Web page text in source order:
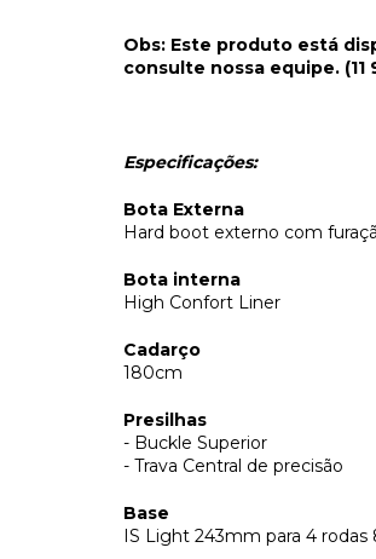
Obs: Este produto está
consulte nossa equipe. (11
Especificações:
Bota Externa
Hard boot externo com
Bota interna
High Confort Liner
Cadarço
180cm
Presilhas
- Buckle Superior
- Trava Central de precisão
Base
IS Light 243mm para 4